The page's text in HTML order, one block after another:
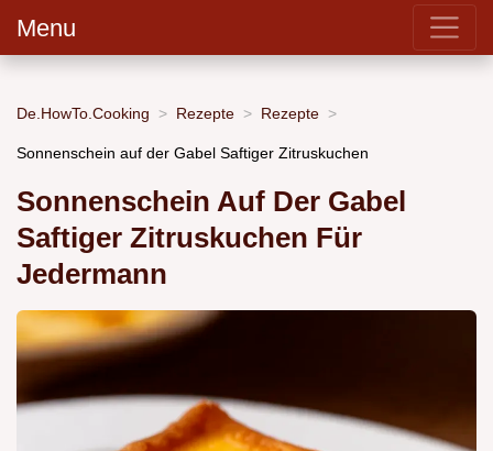
Menu
De.HowTo.Cooking Rezepte Rezepte
Sonnenschein auf der Gabel Saftiger Zitruskuchen
Sonnenschein Auf Der Gabel
Saftiger Zitruskuchen Für
Jedermann